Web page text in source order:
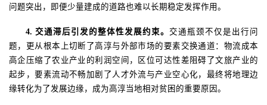
问题突出，即便少量建成的道路也难以长期稳定发挥作用。
4. 交通滞后引发的整体性发展约束。交通瓶颈不仅是出行问
题，更从根本上切断了高淳与外部市场的要素交换通道：物流成本
高企压缩了农业产业的利润空间，区位可达性差阻碍了文旅产业的
起步，要素流动不畅加剧了人才外流与产业空心化，最终将地理边
缘转化为了发展边缘，成为高淳当地相对贫困的重要原因。